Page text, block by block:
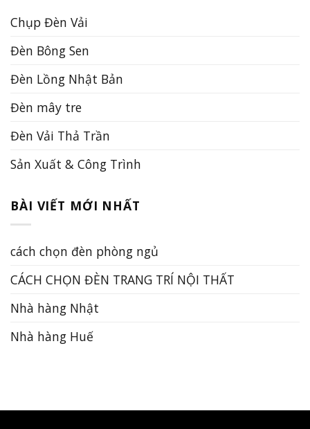
Chụp Đèn Vải
Đèn Bông Sen
Đèn Lồng Nhật Bản
Đèn mây tre
Đèn Vải Thả Trần
Sản Xuất & Công Trình
BÀI VIẾT MỚI NHẤT
cách chọn đèn phòng ngủ
CÁCH CHỌN ĐÈN TRANG TRÍ NỘI THẤT
Nhà hàng Nhật
Nhà hàng Huế